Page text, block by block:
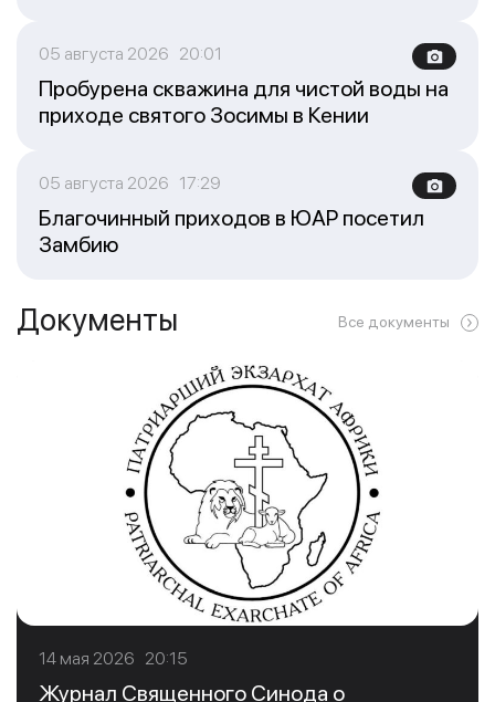
05 августа 2026 20:01
Пробурена скважина для чистой воды на
приходе святого Зосимы в Кении
05 августа 2026 17:29
Благочинный приходов в ЮАР посетил
Замбию
Документы Все документы
14 мая 2026 20:15
Журнал Священного Синода о